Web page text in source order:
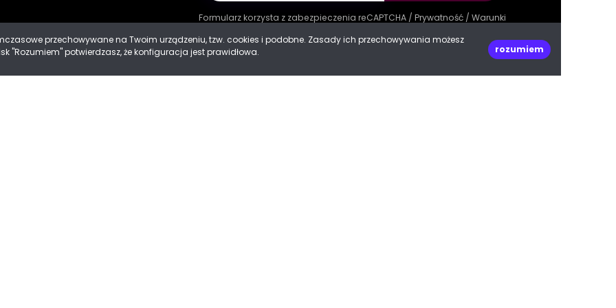
Formularz korzysta z zabezpieczenia reCAPTCHA / Prywatność / Warunki
decoPLANET Polska
ul. Kasprowicza 47
przechowywane na Twoim urządzeniu, tzw. cookies i podobne. Zasady ich przechowywania możesz
"Rozumiem" potwierdzasz, że konfiguracja jest prawidłowa.
rozumiem